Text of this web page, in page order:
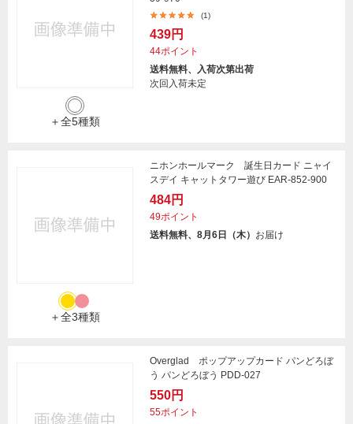
＋全5種類
(1)
439円
44ポイント
送料無料、入荷次第出荷
次回入荷未定
＋全3種類
ニホンホールマーク 誕生日カード ニャイ
スデイ キャットタワー遊び EAR-852-900
484円
49ポイント
送料無料、8月6日（木） お届け
Overglad ポップアップカード パンどろぼ
う パンどろぼう PDD-027
550円
55ポイント